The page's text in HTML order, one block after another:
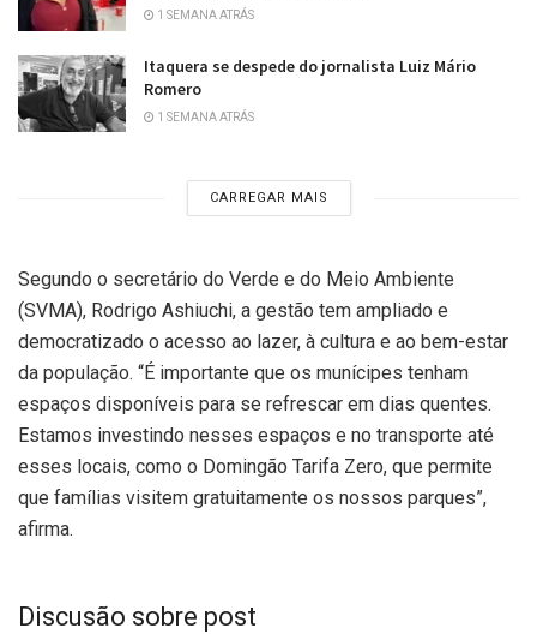
1 SEMANA ATRÁS
Itaquera se despede do jornalista Luiz Mário
Romero
1 SEMANA ATRÁS
CARREGAR MAIS
Segundo o secretário do Verde e do Meio Ambiente
(SVMA), Rodrigo Ashiuchi, a gestão tem ampliado e
democratizado o acesso ao lazer, à cultura e ao bem-estar
da população. “É importante que os munícipes tenham
espaços disponíveis para se refrescar em dias quentes.
Estamos investindo nesses espaços e no transporte até
esses locais, como o Domingão Tarifa Zero, que permite
que famílias visitem gratuitamente os nossos parques”,
afirma.
Discusão sobre post